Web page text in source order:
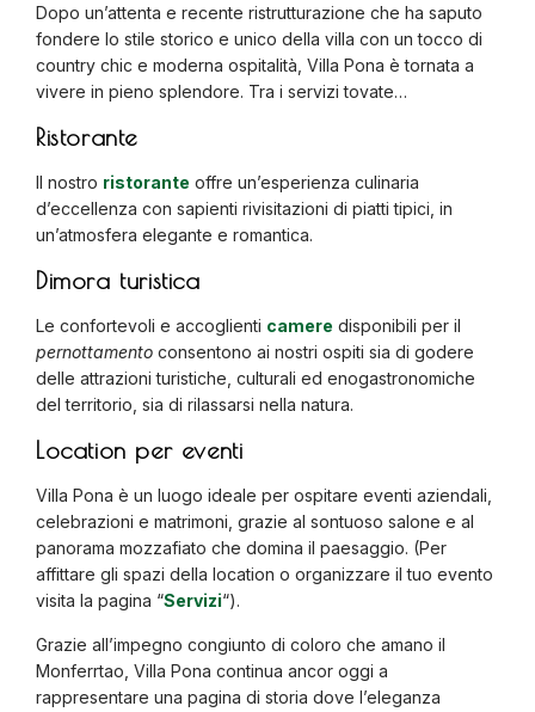
Dopo un’attenta e recente ristrutturazione che ha saputo
fondere lo stile storico e unico della villa con un tocco di
country chic e moderna ospitalità, Villa Pona è tornata a
vivere in pieno splendore. Tra i servizi tovate…
Ristorante
Il nostro ristorante offre un’esperienza culinaria
d’eccellenza con sapienti rivisitazioni di piatti tipici, in
un’atmosfera elegante e romantica.
Dimora turistica
Le confortevoli e accoglienti camere disponibili per il
pernottamento consentono ai nostri ospiti sia di godere
delle attrazioni turistiche, culturali ed enogastronomiche
del territorio, sia di rilassarsi nella natura.
Location per eventi
Villa Pona è un luogo ideale per ospitare eventi aziendali,
celebrazioni e matrimoni, grazie al sontuoso salone e al
panorama mozzafiato che domina il paesaggio. (Per
affittare gli spazi della location o organizzare il tuo evento
visita la pagina “Servizi“).
Grazie all’impegno congiunto di coloro che amano il
Monferrtao, Villa Pona continua ancor oggi a
rappresentare una pagina di storia dove l’eleganza